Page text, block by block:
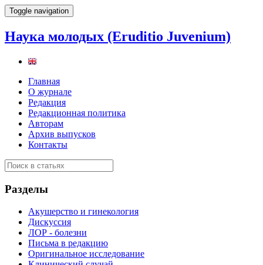
Toggle navigation
Наука молодых (Eruditio Juvenium)
Главная
О журнале
Редакция
Редакционная политика
Авторам
Архив выпусков
Контакты
Разделы
Акушерство и гинекология
Дискуссия
ЛОР - болезни
Письма в редакцию
Оригинальное исследование